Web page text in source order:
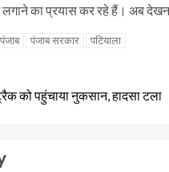
का प्रयास कर रहे हैं। अब देखना
पंजाब पंजाब सरकार पटियाला
को पहुंचाया नुकसान, हादसा टला